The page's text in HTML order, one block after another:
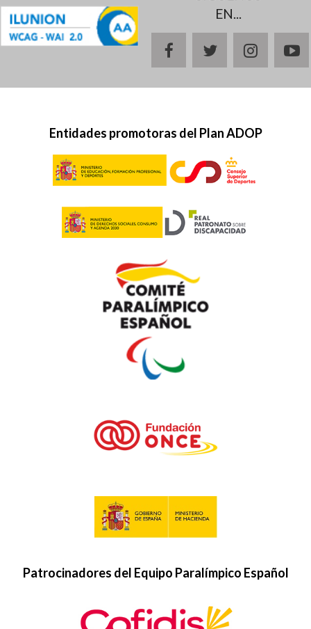
EN...
facebooktwitter
Entidades promotoras del Plan ADOP
Patrocinadores del Equipo Paralímpico Español